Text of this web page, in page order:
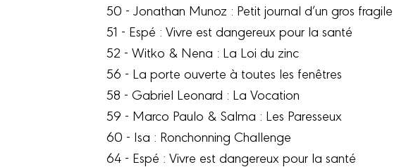
50 - Jonathan Munoz : Petit journal d’un gros fragile
51 - Espé : Vivre est dangereux pour la santé
52 - Witko & Nena : La Loi du zinc
56 - La porte ouverte à toutes les fenêtres
58 - Gabriel Leonard : La Vocation
59 - Marco Paulo & Salma : Les Paresseux
60 - Isa : Ronchonning Challenge
64 - Espé : Vivre est dangereux pour la santé